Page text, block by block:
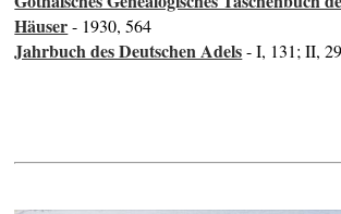
Häuser- 1930, 564
Jahrbuch des Deutschen Adels- I, 131; II,